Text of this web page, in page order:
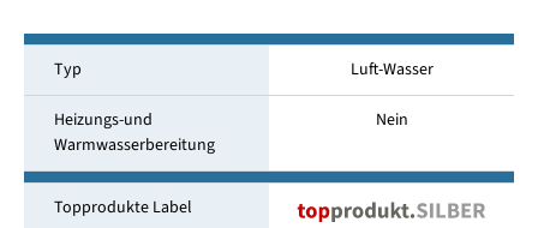
Typ Luft-Wasser
Heizungs-und
Warmwasserbereitung
Nein
Topprodukte Label